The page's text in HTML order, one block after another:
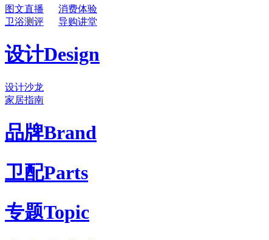
图文直播
消费体验
卫浴测评
导购讲堂
设计Design
设计沙龙
家居指南
品牌Brand
卫配Parts
专题Topic